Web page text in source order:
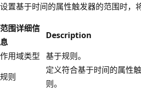
设置基于时间的属性触发器的范围时，
范围详细信
息
Description
作用域类型 基于规则。
规则
定义符合基于时间的属性
则。